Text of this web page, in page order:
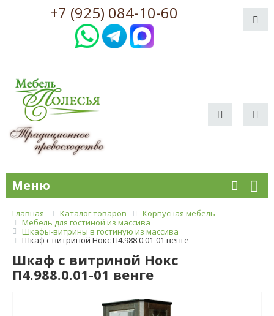
+7 (925) 084-10-60
Меню
Главная Каталог товаров
Корпусная мебель
Мебель для гостиной из массива
Шкафы-витрины в гостиную из массива
Шкаф с витриной Нокс П4.988.0.01-01 венге
Шкаф с витриной Нокс
П4.988.0.01-01 венге